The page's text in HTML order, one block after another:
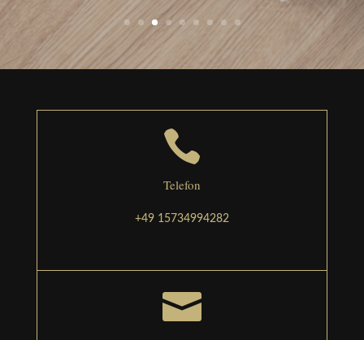

Telefon
+49 15734994282
